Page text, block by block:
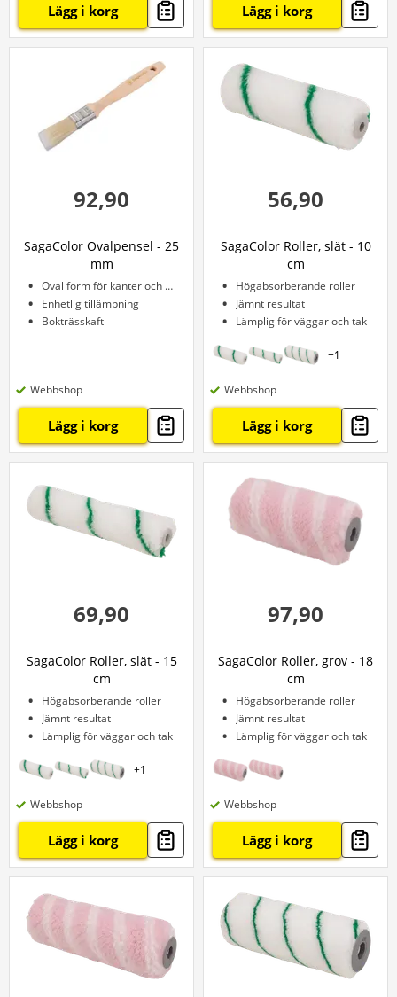
Lägg i korg Lägg i korg
92,90
SagaColor Ovalpensel - 25
mm
Oval form för kanter och hörn
Enhetlig tillämpning
Bokträsskaft
Webbshop
Lägg i korg
56,90
SagaColor Roller, slät - 10
cm
Högabsorberande roller
Jämnt resultat
Lämplig för väggar och tak
+1
Webbshop
Lägg i korg
69,90
SagaColor Roller, slät - 15
cm
Högabsorberande roller
Jämnt resultat
Lämplig för väggar och tak
+1
Webbshop
Lägg i korg
97,90
SagaColor Roller, grov - 18
cm
Högabsorberande roller
Jämnt resultat
Lämplig för väggar och tak
Webbshop
Lägg i korg